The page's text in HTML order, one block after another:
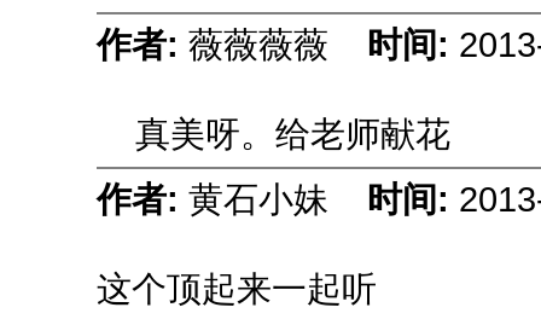
作者: 薇薇薇薇 时间:
真美呀。给老师献花
作者: 黄石小妹 时间:
这个顶起来一起听